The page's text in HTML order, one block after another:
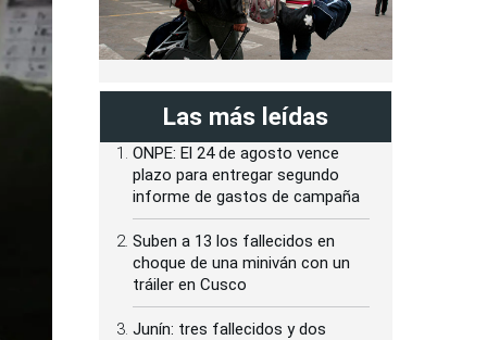
Las más leídas
ONPE: El 24 de agosto vence
plazo para entregar segundo
informe de gastos de campaña
Suben a 13 los fallecidos en
choque de una miniván con un
tráiler en Cusco
Junín: tres fallecidos y dos